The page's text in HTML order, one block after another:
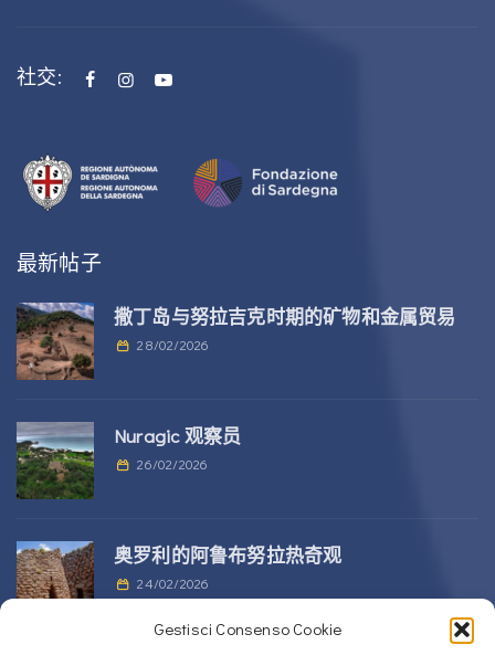
Gestisci Consenso Cookie
社交:
最新帖子
撒丁岛与努拉吉克时期的矿物和金属贸易
28/02/2026
Nuragic 观察员
26/02/2026
奥罗利的阿鲁布努拉热奇观
24/02/2026